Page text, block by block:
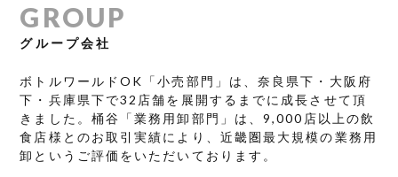
GROUP
グループ会社
ボトルワールドOK「小売部門」は、奈良県下・大阪府
下・兵庫県下で32店舗を展開するまでに成長させて頂
きました。桶谷「業務用卸部門」は、9,000店以上の飲
食店様とのお取引実績により、近畿圏最大規模の業務用
卸というご評価をいただいております。